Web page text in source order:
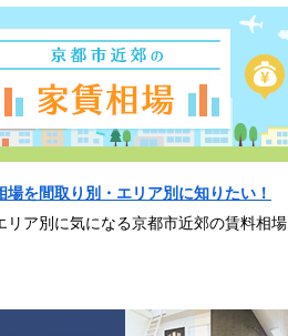
場を間取り別・エリア別に知りたい！
リア別に気になる京都市近郊の賃料相場